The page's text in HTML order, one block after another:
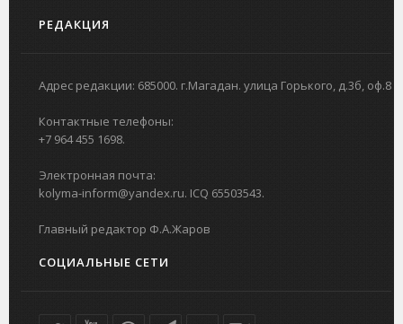
РЕДАКЦИЯ
Адрес редакции: 685000. г.Магадан. улица Горького, д.3б, оф.8
Контактные телефоны:
+7 964 455 1698.
Электронная почта:
kolyma-inform@yandex.ru. ICQ 65503543.
Главный редактор Ф.А.Жаров
СОЦИАЛЬНЫЕ СЕТИ